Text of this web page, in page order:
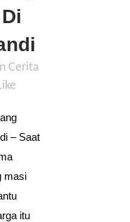
Cerita
– Saat
masi
itu